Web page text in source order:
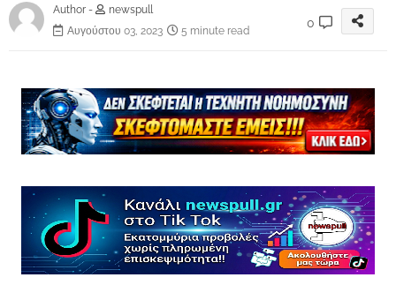
Author -
newspull
Αυγούστου 03, 2023
5 minute read
0